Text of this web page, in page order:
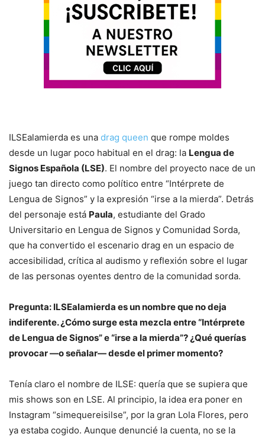
ILSEalamierda es una drag queen que rompe moldes
desde un lugar poco habitual en el drag: la Lengua de
Signos Española (LSE). El nombre del proyecto nace de un
juego tan directo como político entre “Intérprete de
Lengua de Signos” y la expresión “irse a la mierda”. Detrás
del personaje está Paula, estudiante del Grado
Universitario en Lengua de Signos y Comunidad Sorda,
que ha convertido el escenario drag en un espacio de
accesibilidad, crítica al audismo y reflexión sobre el lugar
de las personas oyentes dentro de la comunidad sorda.
Pregunta: ILSEalamierda es un nombre que no deja
indiferente. ¿Cómo surge esta mezcla entre “Intérprete
de Lengua de Signos” e “irse a la mierda”? ¿Qué querías
provocar —o señalar— desde el primer momento?
Tenía claro el nombre de ILSE: quería que se supiera que
mis shows son en LSE. Al principio, la idea era poner en
Instagram “simequereisilse”, por la gran Lola Flores, pero
ya estaba cogido. Aunque denuncié la cuenta, no se la